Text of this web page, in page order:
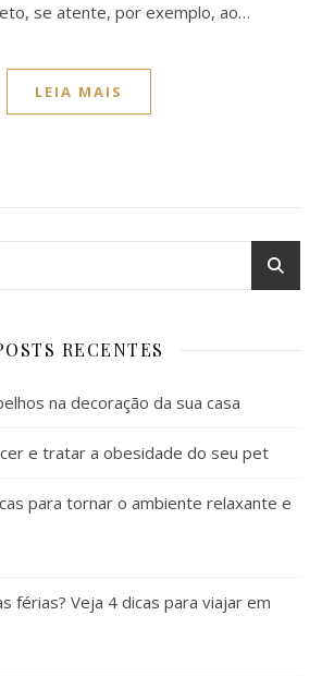
se atente, por exemplo, ao…
LEIA MAIS
RECENTES
na decoração da sua casa
e tratar a obesidade do seu pet
para tornar o ambiente relaxante e
férias? Veja 4 dicas para viajar em